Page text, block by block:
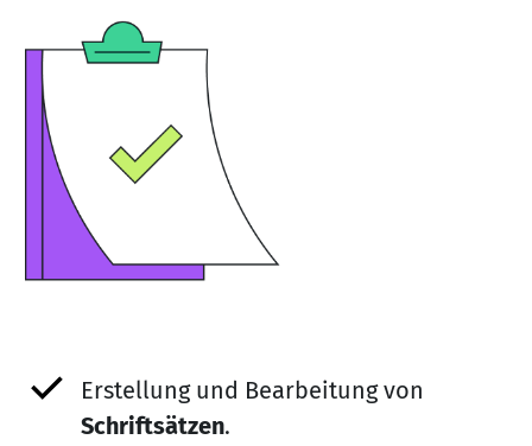
Erstellung und Bearbeitung von
Schriftsätzen.